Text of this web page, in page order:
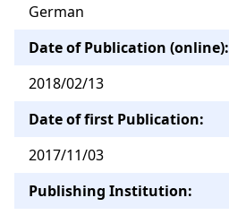
German
Date of Publication (online):
2018/02/13
Date of first Publication:
2017/11/03
Publishing Institution: